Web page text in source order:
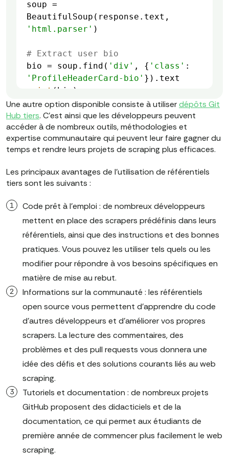
soup =
'html.parser'
# Extract user bio
bio = soup.find( 'div' , { 'class'
'ProfileHeaderCard-bio'
print
/
Une autre option disponible consiste à utiliserdépôts Git
Hub tiers. C'est ainsi que les développeurs peuvent
accéder à de nombreux outils, méthodologies et
expertise communautaire qui peuvent leur faire gagner du
temps et rendre leurs projets de scraping plus efficaces.
Les principaux avantages de l'utilisation de référentiels
tiers sont les suivants :
Code prêt à l'emploi : de nombreux développeurs
mettent en place des scrapers prédéfinis dans leurs
référentiels, ainsi que des instructions et des bonnes
pratiques. Vous pouvez les utiliser tels quels ou les
modifier pour répondre à vos besoins spécifiques en
matière de mise au rebut.
Informations sur la communauté : les référentiels
open source vous permettent d'apprendre du code
d'autres développeurs et d'améliorer vos propres
scrapers. La lecture des commentaires, des
problèmes et des pull requests vous donnera une
idée des défis et des solutions courants liés au web
scraping.
Tutoriels et documentation : de nombreux projets
GitHub proposent des didacticiels et de la
documentation, ce qui permet aux étudiants de
première année de commencer plus facilement le web
scraping.